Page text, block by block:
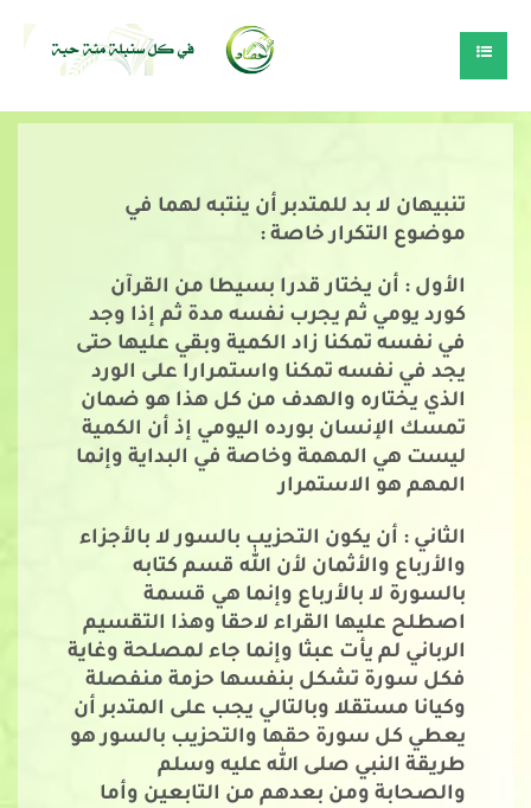
تنبيهان لا بد للمتدبر أن ينتبه لهما في
موضوع التكرار خاصة :
الأول : أن يختار قدرا بسيطا من القرآن
كورد يومي ثم يجرب نفسه مدة ثم إذا وجد
في نفسه تمكنا زاد الكمية وبقي عليها حتى
يجد في نفسه تمكنا واستمرارا على الورد
الذي يختاره والهدف من كل هذا هو ضمان
تمسك الإنسان بورده اليومي إذ أن الكمية
ليست هي المهمة وخاصة في البداية وإنما
المهم هو الاستمرار
الثاني : أن يكون التحزيب بالسور لا بالأجزاء
والأرباع والأثمان لأن الله قسم كتابه
بالسورة لا بالأرباع وإنما هي قسمة
اصطلح عليها القراء لاحقا وهذا التقسيم
الرباني لم يأت عبثا وإنما جاء لمصلحة وغاية
فكل سورة تشكل بنفسها حزمة منفصلة
وكيانا مستقلا وبالتالي يجب على المتدبر أن
يعطي كل سورة حقها والتحزيب بالسور هو
طريقة النبي صلى الله عليه وسلم
والصحابة ومن بعدهم من التابعين وأما